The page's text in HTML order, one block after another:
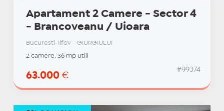
Apartament 2 Camere - Sector 4
- Brancoveanu / Uioara
Bucuresti-Ilfov - GIURGIULUI
2 camere, 36 mp utili
63.000 €
#99374